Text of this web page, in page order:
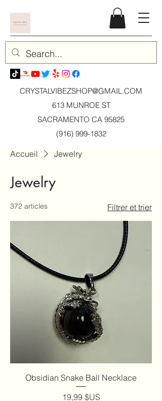
CRYSTALVIBEZSHOP@GMAIL.COM
613 MUNROE ST
SACRAMENTO CA 95825
(916) 999-1832
Accueil Jewelry
Jewelry
372 articles Filtrer et trier
Obsidian Snake Ball Necklace
Prix
19,99 $US